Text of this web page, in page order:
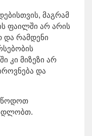
მაგრამ
ფაილში არ არის
და რამდენი
კი მიზეზი არ
და